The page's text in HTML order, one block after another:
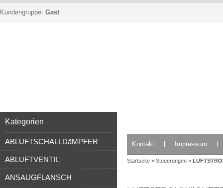
Kundengruppe: Gast
Kategorien
ABLUFTSCHALLDäMPFER
ABLUFTVENTIL
ANSAUGFLANSCH
Kontakt Impressum
Startseite » Steuerungen »